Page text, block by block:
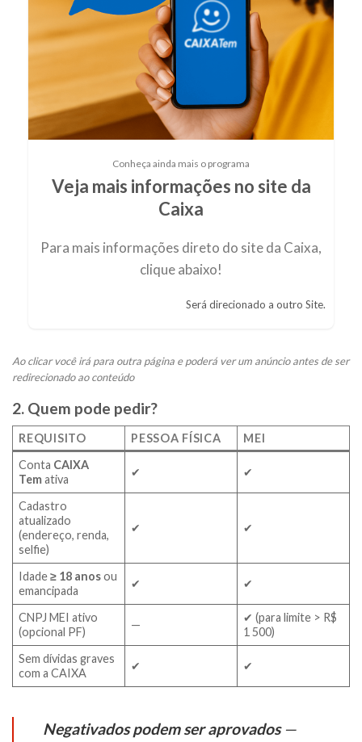
Conheça ainda mais o programa
Veja mais informações no site da
Caixa
Para mais informações direto do site da Caixa,
clique abaixo!
Será direcionado a outro Site.
Ao clicar você irá para outra página e poderá ver um anúncio antes de ser
redirecionado ao conteúdo
2. Quem pode pedir?
REQUISITO PESSOA FÍSICA
MEI
Conta CAIXA
Temativa
✔ ✔
Cadastro
atualizado
(endereço, renda,
selfie)
✔ ✔
Idade≥ 18 anosou
emancipada
✔ ✔
CNPJ MEI ativo
(opcional PF)
—
✔ (para limite > R$
1 500)
Sem dívidas graves
com a CAIXA
✔ ✔
Negativados podem ser aprovados—